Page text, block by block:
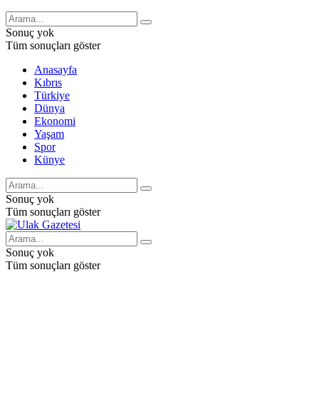
Sonuç yok
Tüm sonuçları göster
Anasayfa
Kıbrıs
Türkiye
Dünya
Ekonomi
Yaşam
Spor
Künye
Sonuç yok
Tüm sonuçları göster
Sonuç yok
Tüm sonuçları göster